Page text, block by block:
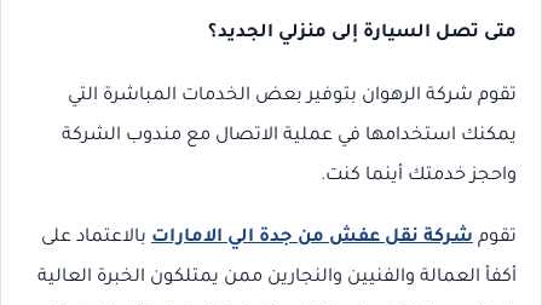
متى تصل السيارة إلى منزلي الجديد؟
تقوم شركة الرهوان بتوفير بعض الخدمات المباشرة التي
يمكنك استخدامها في عملية الاتصال مع مندوب الشركة
واحجز خدمتك أينما كنت.
تقوم شركة نقل عفش من جدة الي الامارات بالاعتماد على
أكفأ العمالة والفنيين والنجارين ممن يمتلكون الخبرة العالية